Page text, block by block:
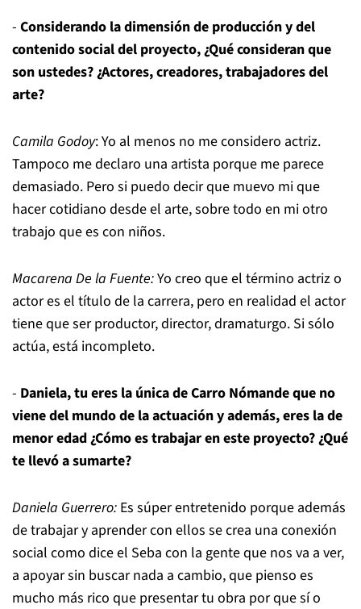
- Considerando la dimensión de producción y del
contenido social del proyecto, ¿Qué consideran que
son ustedes? ¿Actores, creadores, trabajadores del
arte?
Camila Godoy: Yo al menos no me considero actriz.
Tampoco me declaro una artista porque me parece
demasiado. Pero si puedo decir que muevo mi que
hacer cotidiano desde el arte, sobre todo en mi otro
trabajo que es con niños.
Macarena De la Fuente:Yo creo que el término actriz o
actor es el título de la carrera, pero en realidad el actor
tiene que ser productor, director, dramaturgo. Si sólo
actúa, está incompleto.
- Daniela, tu eres la única de Carro Nómande que no
viene del mundo de la actuación y además, eres la de
menor edad ¿Cómo es trabajar en este proyecto? ¿Qué
te llevó a sumarte?
Daniela Guerrero: Es súper entretenido porque además
de trabajar y aprender con ellos se crea una conexión
social como dice el Seba con la gente que nos va a ver,
a apoyar sin buscar nada a cambio, que pienso es
mucho más rico que presentar tu obra por que sí o